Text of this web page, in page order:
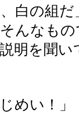
白の組だ
そんなも
明を聞い
めい！」